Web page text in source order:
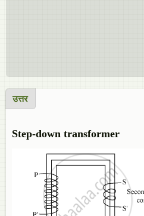
उत्तर
Step-down transformer